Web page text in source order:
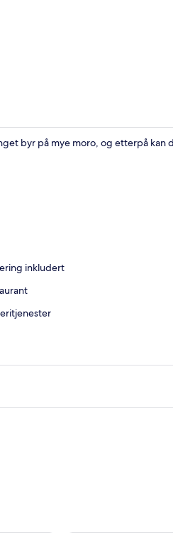
byr på mye moro, og etterpå kan
inkludert